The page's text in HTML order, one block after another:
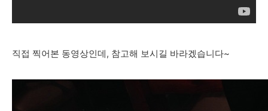
직접 찍어본 동영상인데, 참고해 보시길 바라겠습니다~